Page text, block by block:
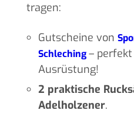
tragen:
Gutscheine von
Schleching –
Ausrüstung!
2 praktische
Adelholzener.